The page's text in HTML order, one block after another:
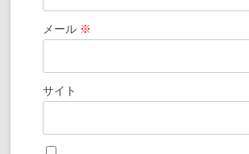
メール ※
サイト